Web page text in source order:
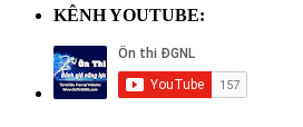
KÊNH YOUTUBE: